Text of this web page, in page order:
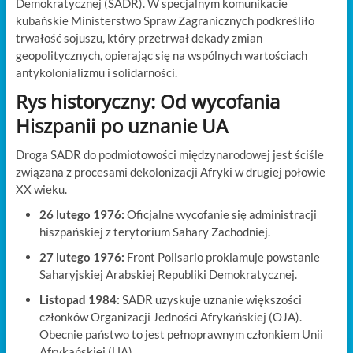
kubańskie Ministerstwo Spraw Zagranicznych podkreśliło
trwałość sojuszu, który przetrwał dekady zmian
geopolitycznych, opierając się na wspólnych wartościach
antykolonializmu i solidarności.
Rys historyczny: Od wycofania
Hiszpanii po uznanie UA
Droga SADR do podmiotowości międzynarodowej jest ściśle
związana z procesami dekolonizacji Afryki w drugiej połowie
XX wieku.
26 lutego 1976: Oficjalne wycofanie się administracji
hiszpańskiej z terytorium Sahary Zachodniej.
27 lutego 1976: Front Polisario proklamuje powstanie
Saharyjskiej Arabskiej Republiki Demokratycznej.
Listopad 1984: SADR uzyskuje uznanie większości
członków Organizacji Jedności Afrykańskiej (OJA).
Obecnie państwo to jest pełnoprawnym członkiem Unii